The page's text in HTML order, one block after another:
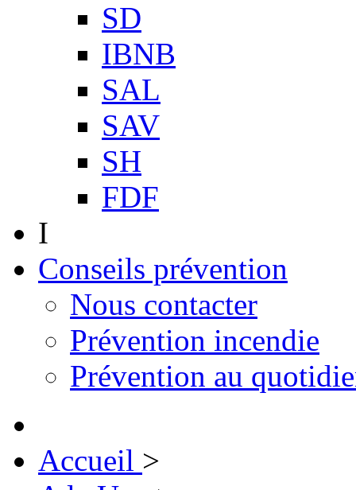
SD
IBNB
SAL
SAV
SH
FDF
I
Conseils prévention
Nous contacter
Prévention incendie
Prévention au
Accueil >